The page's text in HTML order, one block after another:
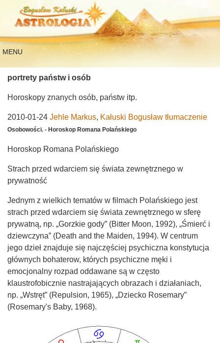
MENU
portrety państw i osób
Horoskopy znanych osób, państw itp.
2010-01-24 Jehle Markus, Kałuski Bogusław tłumaczenie
Osobowości. - Horoskop Romana Polańskiego
Horoskop Romana Polańskiego
Strach przed wdarciem się świata zewnętrznego w
prywatność
Jednym z wielkich tematów w filmach Polańskiego jest
strach przed wdarciem się świata zewnętrznego w sferę
prywatną, np. „Gorzkie gody” (Bitter Moon, 1992), „Śmierć i
dziewczyna” (Death and the Maiden, 1994). W centrum
jego dzieł znajduje się najczęściej psychiczna konstytucja
głównych bohaterow, których psychiczne męki i
emocjonalny rozpad oddawane są w często
klaustrofobicznie nastrajających obrazach i działaniach,
np. „Wstręt” (Repulsion, 1965), „Dziecko Rosemary”
(Rosemary's Baby, 1968).